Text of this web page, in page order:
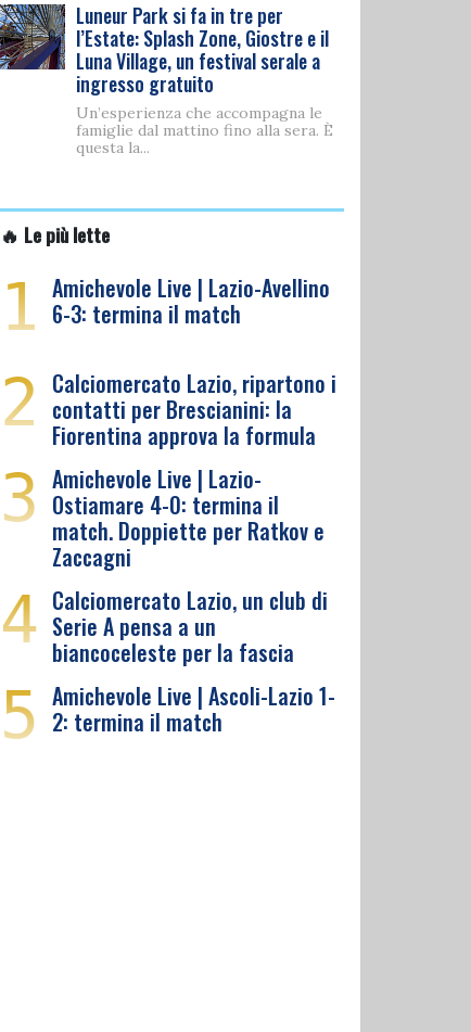
Luneur Park si fa in tre per
l’Estate: Splash Zone, Giostre e il
Luna Village, un festival serale a
ingresso gratuito
Un’esperienza che accompagna le
famiglie dal mattino fino alla sera. È
questa la...
🔥 Le più lette
1 Amichevole Live | Lazio-Avellino
6-3: termina il match
2 Calciomercato Lazio, ripartono i
contatti per Brescianini: la
Fiorentina approva la formula
3 Amichevole Live | Lazio-
Ostiamare 4-0: termina il
match. Doppiette per Ratkov e
Zaccagni
4 Calciomercato Lazio, un club di
Serie A pensa a un
biancoceleste per la fascia
5 Amichevole Live | Ascoli-Lazio 1-
2: termina il match